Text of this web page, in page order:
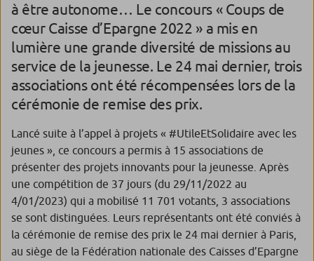
à être autonome… Le concours « Coups de
cœur Caisse d’Epargne 2022 » a mis en
lumière une grande diversité de missions au
service de la jeunesse. Le 24 mai dernier, trois
associations ont été récompensées lors de la
cérémonie de remise des prix.
Lancé suite à l’appel à projets « #UtileEtSolidaire avec les
jeunes », ce concours a permis à 15 associations de
présenter des projets innovants pour la jeunesse. Après
une compétition de 37 jours (du 29/11/2022 au
4/01/2023) qui a mobilisé 11 701 votants, 3 associations
se sont distinguées. Leurs représentants ont été conviés à
la cérémonie de remise des prix le 24 mai dernier à Paris,
au siège de la Fédération nationale des Caisses d’Epargne